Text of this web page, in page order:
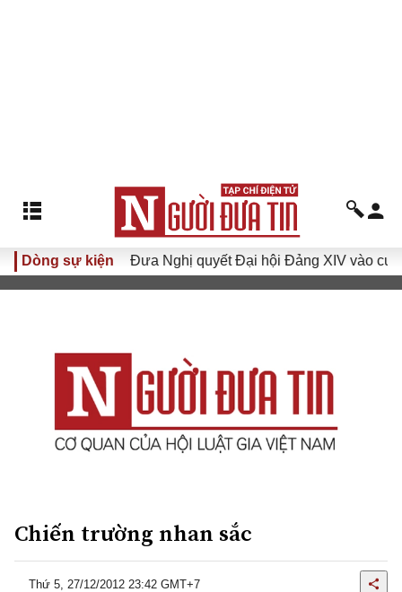
Dòng sự kiện
XVI Đưa Nghị quyết Đại hội Đảng XIV vào cuộc sống
Chiến trường nhan sắc
Thứ 5, 27/12/2012 23:42 GMT+7